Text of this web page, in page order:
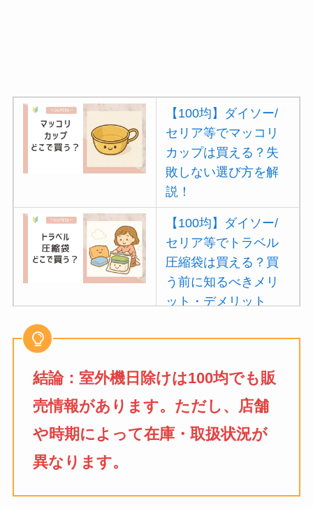
【100均】ダイソー/
セリア等でマッコリ
カップは買える？失
敗しない選び方を解
説！
【100均】ダイソー/
セリア等でトラベル
圧縮袋は買える？買
う前に知るべきメリ
ット・デメリット
セリア等でポイズン
る？使い方や選び方
を解説！
結論：室外機日除けは100均でも販
売情報があります。ただし、店舗
や時期によって在庫・取扱状況が
異なります。